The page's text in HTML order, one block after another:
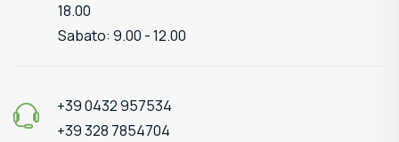
18.00
Sabato: 9.00 - 12.00
+39 0432 957534
+39 328 7854704